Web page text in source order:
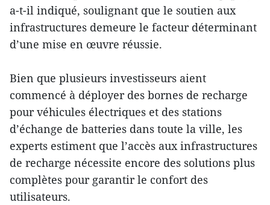
a-t-il indiqué, soulignant que le soutien aux
infrastructures demeure le facteur déterminant
d’une mise en œuvre réussie.
Bien que plusieurs investisseurs aient
commencé à déployer des bornes de recharge
pour véhicules électriques et des stations
d’échange de batteries dans toute la ville, les
experts estiment que l’accès aux infrastructures
de recharge nécessite encore des solutions plus
complètes pour garantir le confort des
utilisateurs.